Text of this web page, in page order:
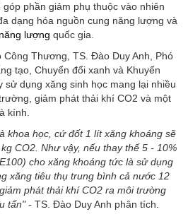
phần giảm phụ thuộc vào nhiên
dạng hóa nguồn cung năng lượng và
năng lượng quốc gia.
Công Thương, TS. Đào Duy Anh, Phó
tạo, Chuyển đổi xanh và Khuyến
sử dụng xăng sinh học mang lại nhiều
giảm phát thải khí CO2 và một
kính.
khoa học, cứ đốt 1 lít xăng khoáng sẽ
CO2. Như vậy, nếu thay thế 5 - 10%
cho xăng khoáng tức là sử dụng
xăng tiêu thụ trung bình cả nước 12
phát thải khí CO2 ra môi trường
tấn" - TS. Đào Duy Anh phân tích.